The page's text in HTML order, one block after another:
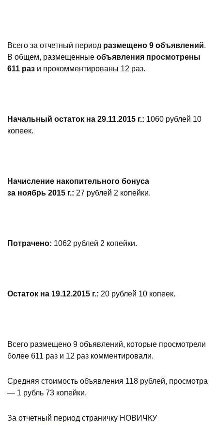
Всего за отчетный период размещено 9 объявлений.
В общем, размещенные объявления просмотрены
611 раз и прокомментированы 12 раз.
Начальный остаток на 29.11.2015 г.: 1060 рублей 10
копеек.
Начисление накопительного бонуса
за ноябрь 2015 г.: 27 рублей 2 копейки.
Потрачено: 1062 рублей 2 копейки.
Остаток на 19.12.2015 г.: 20 рублей 10 копеек.
Всего размещено 9 объявлений, которые просмотрели
более 611 раз и 12 раз комментировали.
Средняя стоимость объявления 118 рублей, просмотра
— 1 рубль 73 копейки.
За отчетный период страничку НОВИЧКУ